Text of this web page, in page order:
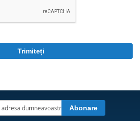
Trimiteți
Abonare